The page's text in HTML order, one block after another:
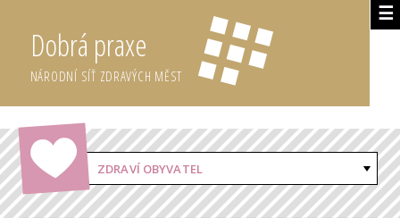
☰
Dobrá praxe
NÁRODNÍ SÍŤ ZDRAVÝCH MĚST
ZDRAVÍ OBYVATEL